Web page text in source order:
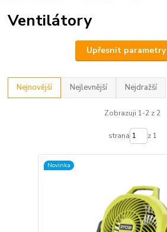
Ventilátory
Upřesnit parametry
Nejnovější Nejlevnější Nejdražší
Zobrazuji 1-2 z 2
strana z 1
Novinka